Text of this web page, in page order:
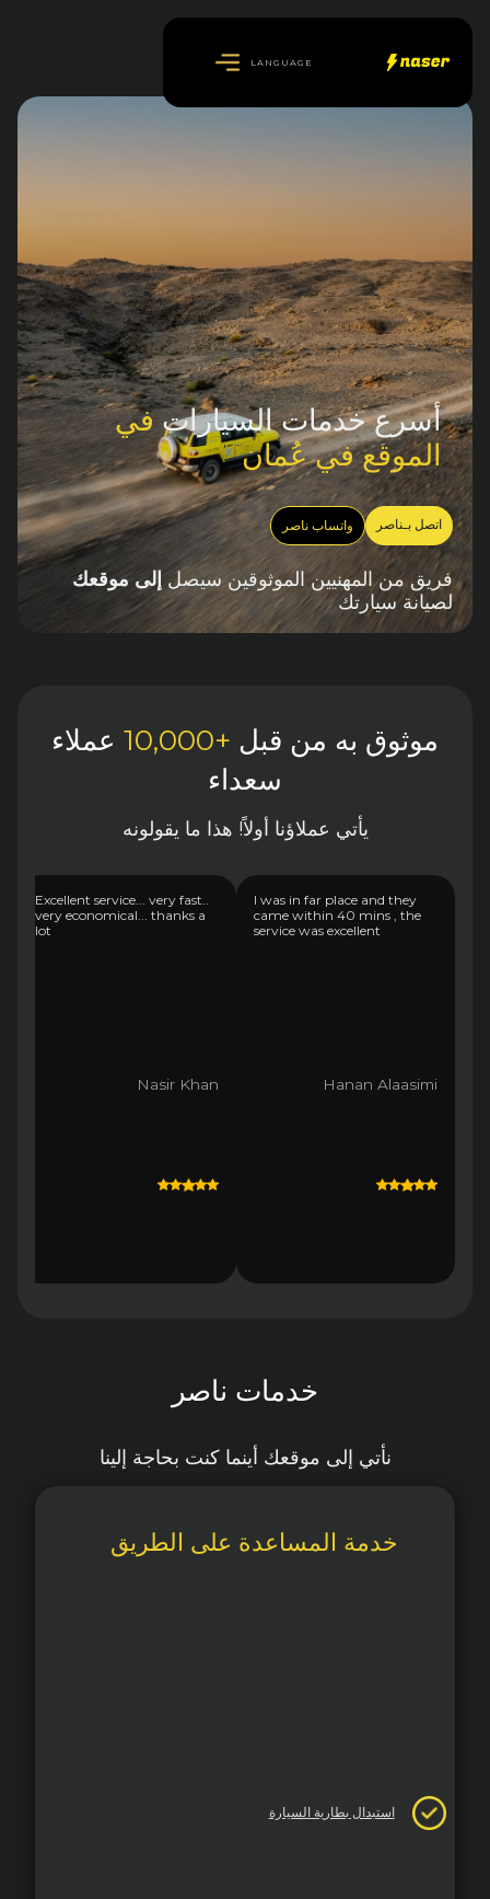
LANGUAGE
أسرع خدمات السياراتفي
الموقع في عُمان
اتصل بـناصر واتساب ناصر
فريق من المهنيين الموثوقين سيصل إلى موقعك
لصيانة سيارتك
موثوق به من قبل +10,000
عملاء
سعداء
يأتي عملاؤنا أولاً! هذا ما يقولونه
I was in far place and they
came within 40 mins , the
service was excellent
Hanan Alaasimi
Excellent service... very fast..
very economical... thanks a
lot
Nasir Khan
خدمات ناصر
نأتي إلى موقعك أينما كنت بحاجة إلينا
خدمة المساعدة على الطريق
استبدال بطارية السيارة